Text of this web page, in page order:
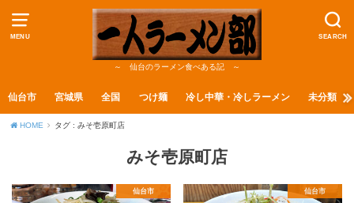
MENU SEARCH
～ 仙台のラーメン食べある記 ～
仙台市 宮城県 全国 つけ麺 冷し中華・冷しラーメン 未分類
HOME タグ : みそ壱原町店
みそ壱原町店
仙台市 仙台市